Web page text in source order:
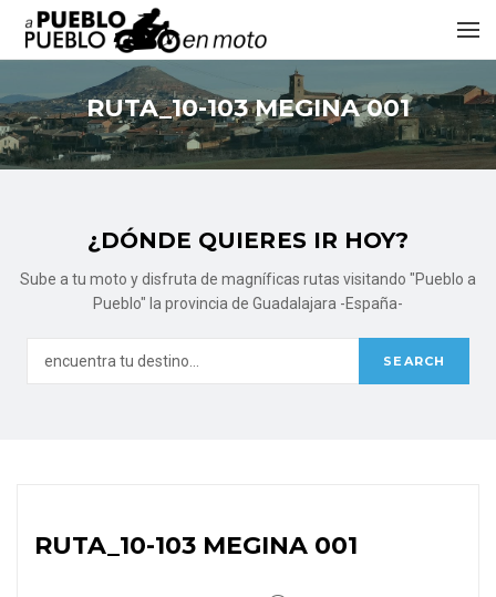
RUTA_10-103 MEGINA 001
¿DÓNDE QUIERES IR HOY?
Sube a tu moto y disfruta de magníficas rutas visitando "Pueblo a
Pueblo" la provincia de Guadalajara -España-
RUTA_10-103 MEGINA 001